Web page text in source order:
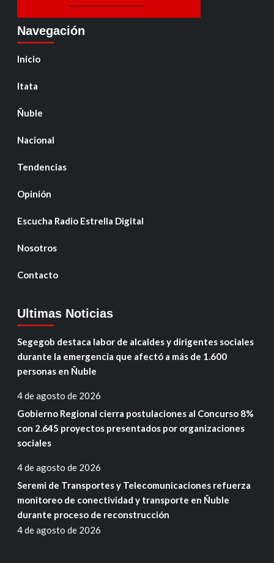
Navegación
Inicio
Itata
Ñuble
Nacional
Tendencias
Opinión
Escucha Radio Estrella Digital
Nosotros
Contacto
Ultimas Noticias
Segegob destaca labor de alcaldes y dirigentes sociales
durante la emergencia que afectó a más de 1.600
personas en Ñuble
4 de agosto de 2026
Gobierno Regional cierra postulaciones al Concurso 8%
con 2.645 proyectos presentados por organizaciones
sociales
4 de agosto de 2026
Seremi de Transportes y Telecomunicaciones refuerza
monitoreo de conectividad y transporte en Ñuble
durante proceso de reconstrucción
4 de agosto de 2026